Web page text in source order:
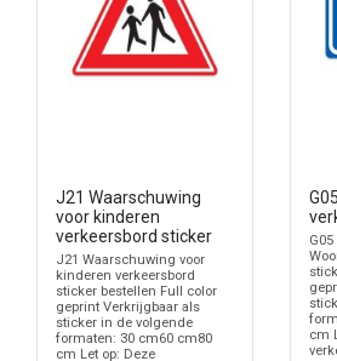
J21 Waarschuwing
voor kinderen
verkeersbord sticker
J21 Waarschuwing voor
kinderen verkeersbord
sticker bestellen Full color
geprint Verkrijgbaar als
sticker in de volgende
formaten: 30 cm60 cm80
cm Let op: Deze
cm